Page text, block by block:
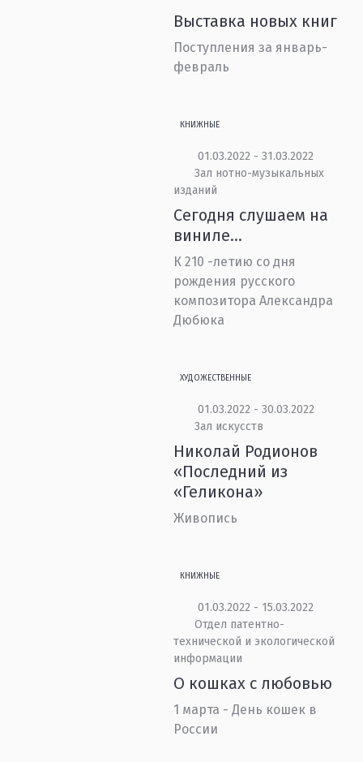
Выставка новых книг
Поступления за январь-
февраль
КНИЖНЫЕ
01.03.2022 - 31.03.2022
Зал нотно-музыкальных
изданий
Сегодня слушаем на
виниле…
К 210 -летию со дня
рождения русского
композитора Александра
Дюбюка
ХУДОЖЕСТВЕННЫЕ
01.03.2022 - 30.03.2022
Зал искусств
Николай Родионов
«Последний из
«Геликона»
Живопись
КНИЖНЫЕ
01.03.2022 - 15.03.2022
Отдел патентно-
технической и экологической
информации
О кошках с любовью
1 марта - День кошек в
России